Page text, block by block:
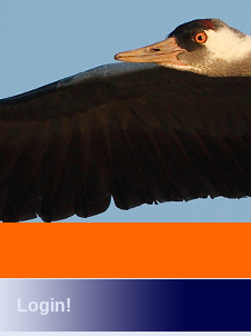
Login!